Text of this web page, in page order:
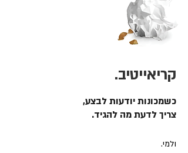
קריאייטיב.
כשמכונות יודעות לבצע,
צריך לדעת מה להגיד.
ולמי.